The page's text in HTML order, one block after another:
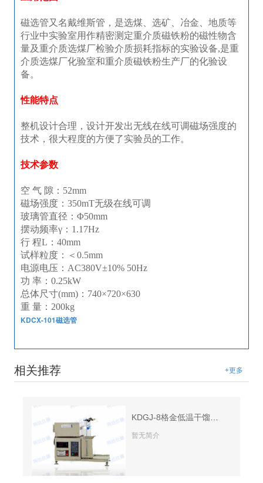
磁选管又名戴维斯管，是选煤、选矿、冶金、地质等
行业中实验室用作精密测定重介质磁铁粉的磁性物含
量及重介质选煤厂检验介质损耗指标的实验设备,是重
介质选煤厂化验室和重介质磁铁粉生产厂的化验设
备。
性能特点
整机设计合理，设计开发出无线在线可调磁场强度的
技术，很大程度的方便了实验员的工作。
技术参数
空 气 隙：52mm
磁场强度：350mT无级在线可调
玻璃管直径：Φ50mm
摆动频率γ：1.17Hz
行 程L：40mm
试样粒度：＜0.5mm
电源电压：AC380V±10% 50Hz
功 率：0.25kW
总体尺寸(mm)：740×720×630
重 量：200kg
KDCX-101磁选管
相关推荐 +更多
暂无简介